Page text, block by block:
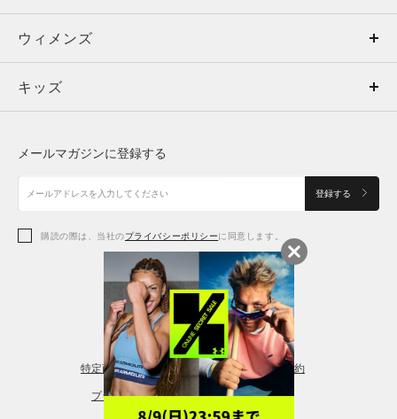
ウィメンズ
キッズ
アクセサリー
トップス
ボトムス
アクセサリー
ウィメンズ
トップス
シューズ
アクセサリー
レギンス＆タイツ
キッズ
シューズ
メールマガジンに登録する
登録する
購読の際は、当社のプライバシーポリシーに同意します。
特定商取引法に基づく通販の表記 会員規約
プライバシーポリシー